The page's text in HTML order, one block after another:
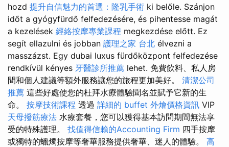
hozd 提升自信魅力的首選：隆乳手術 ki belőle. Szánjon
időt a gyógyfürdő felfedezésére, és pihentesse magát
a kezelések 經絡按摩專業課程 megkezdése előtt. Ez
segít ellazulni és jobban 護理之家 台北 élvezni a
masszázst. Egy dubai luxus fürdőközpont felfedezése
rendkívül kényes 牙醫診所推薦 lehet. 免費飲料、私人房
間和個人建議等額外服務讓您的旅程更加美好。 清潔公司
推薦 這些好處使您的杜拜水療體驗聞名並賦予它新的生
命。 按摩技術課程 透過 詳細的 buffet 外燴價格資訊 VIP
天母撥筋療法 水療套餐，您可以獲得基本訪問期間無法享
受的特殊護理。 找值得信賴的Accounting Firm 四手按摩
或獨特的蠟燭按摩等奢華服務提供奢華、迷人的體驗。 高